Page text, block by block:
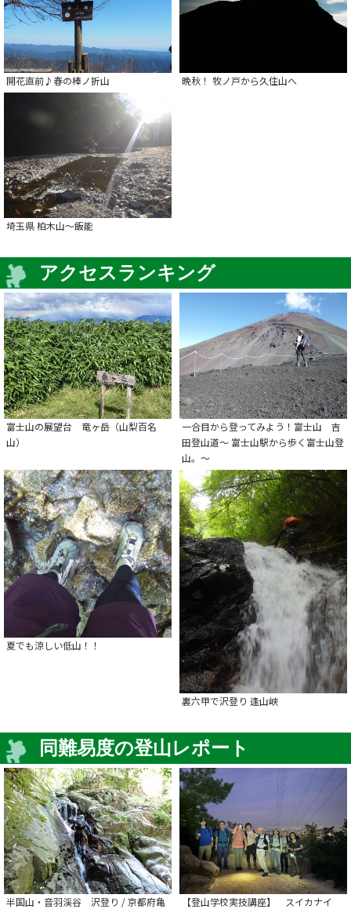
開花直前♪春の棒ノ折山 晩秋！ 牧ノ戸から久住山へ
埼玉県 柏木山～飯能
アクセスランキング
富士山の展望台 竜ヶ岳（山梨百名
山）
一合目から登ってみよう！富士山 吉
田登山道～ 富士山駅から歩く富士山登
山。～
夏でも涼しい低山！！
裏六甲で沢登り 逢山峡
同難易度の登山レポート
半国山・音羽渓谷 沢登り / 京都府亀
【登山学校実技講座】 スイカナイ